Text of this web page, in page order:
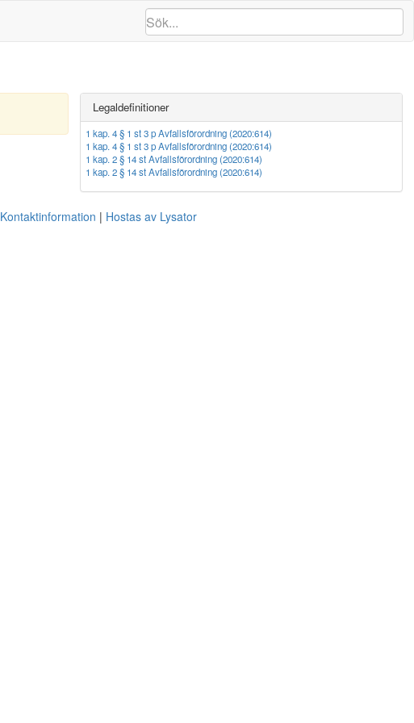
Legaldefinitioner
1 kap. 4 § 1 st 3 p Avfallsförordning (2020:614)
1 kap. 4 § 1 st 3 p Avfallsförordning (2020:614)
1 kap. 2 § 14 st Avfallsförordning (2020:614)
1 kap. 2 § 14 st Avfallsförordning (2020:614)
Kontaktinformation Hostas av Lysator